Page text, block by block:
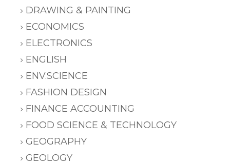
DRAWING & PAINTING
ECONOMICS
ELECTRONICS
ENGLISH
ENV.SCIENCE
FASHION DESIGN
FINANCE ACCOUNTING
FOOD SCIENCE & TECHNOLOGY
GEOGRAPHY
GEOLOGY